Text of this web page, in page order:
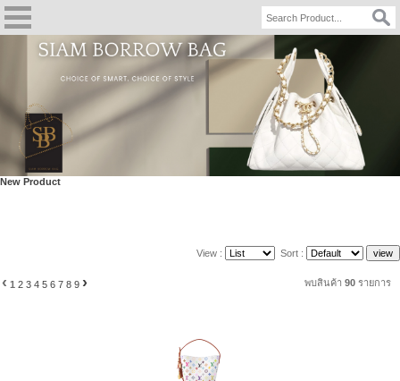
New Product
View : Sort :
‹ 1 2 3 4 5 6 7 8 9 › พบสินค้า 90 รายการ